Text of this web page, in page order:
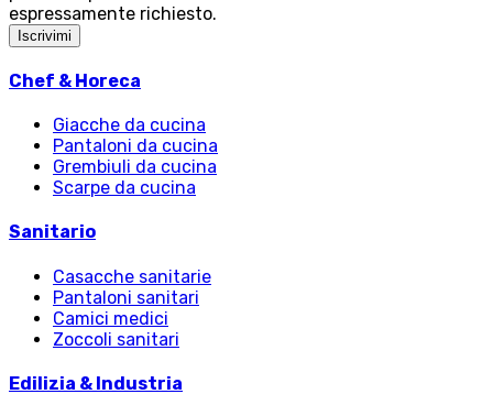
espressamente richiesto.
Iscrivimi
Chef & Horeca
Giacche da cucina
Pantaloni da cucina
Grembiuli da cucina
Scarpe da cucina
Sanitario
Casacche sanitarie
Pantaloni sanitari
Camici medici
Zoccoli sanitari
Edilizia & Industria